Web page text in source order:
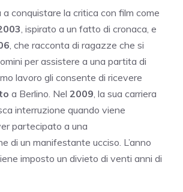
conquistare la critica con film come
, ispirato a un fatto di cronaca, e
, che racconta di ragazze che si
per assistere a una partita di
lavoro gli consente di ricevere
a Berlino. Nel 2009, la sua carriera
interruzione quando viene
partecipato a una
di un manifestante ucciso. L’anno
imposto un divieto di venti anni di